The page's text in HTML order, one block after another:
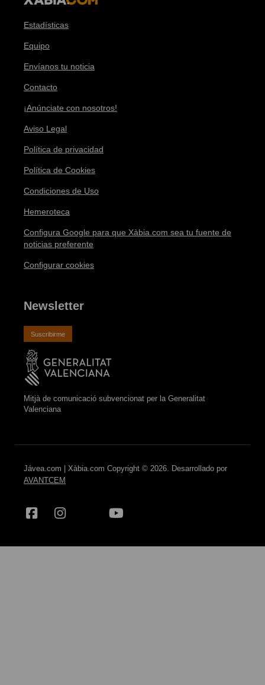
Estadísticas
Equipo
Envíanos tu noticia
Contacto
¡Anúnciate con nosotros!
Aviso Legal
Política de privacidad
Política de Cookies
Condiciones de Uso
Hemeroteca
Configura Google para que Xàbia.com sea tu fuente de
noticias preferente
Configurar cookies
Newsletter
Suscribirme
Mitjà de comunicació subvencionat per la Generalitat
Valenciana
Jávea.com | Xàbia.com Copyright © 2026. Desarrollado por
AVANTCEM